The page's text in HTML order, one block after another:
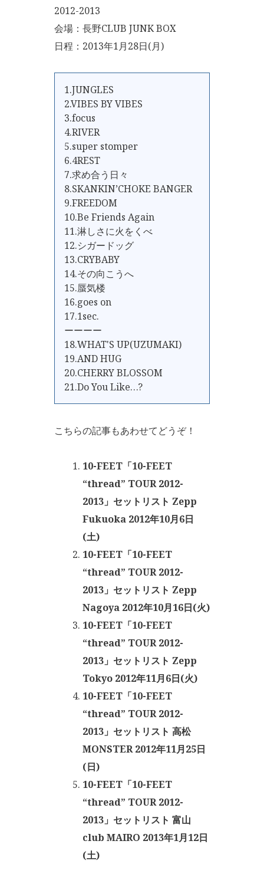
2012-2013
会場：長野CLUB JUNK BOX
日程：2013年1月28日(月)
1.JUNGLES
2.VIBES BY VIBES
3.focus
4.RIVER
5.super stomper
6.4REST
7.求め合う日々
8.SKANKIN’CHOKE BANGER
9.FREEDOM
10.Be Friends Again
11.淋しさに火をくべ
12.シガードッグ
13.CRYBABY
14.その向こうへ
15.蜃気楼
16.goes on
17.1sec.
ーーーー
18.WHAT'S UP(UZUMAKI)
19.AND HUG
20.CHERRY BLOSSOM
21.Do You Like…?
こちらの記事もあわせてどうぞ！
10-FEET「10-FEET
“thread” TOUR 2012-
2013」セットリスト Zepp
Fukuoka 2012年10月6日
(土)
10-FEET「10-FEET
“thread” TOUR 2012-
2013」セットリスト Zepp
Nagoya 2012年10月16日(火)
10-FEET「10-FEET
“thread” TOUR 2012-
2013」セットリスト Zepp
Tokyo 2012年11月6日(火)
10-FEET「10-FEET
“thread” TOUR 2012-
2013」セットリスト 高松
MONSTER 2012年11月25日
(日)
10-FEET「10-FEET
“thread” TOUR 2012-
2013」セットリスト 富山
club MAIRO 2013年1月12日
(土)